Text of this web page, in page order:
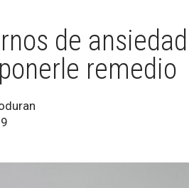
de
remedio